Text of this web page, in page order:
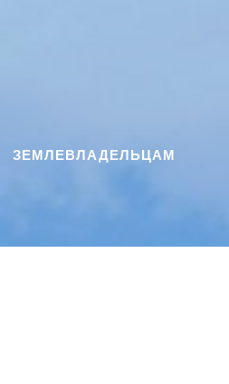
ЗЕМЛЕВЛАДЕЛЬЦАМ